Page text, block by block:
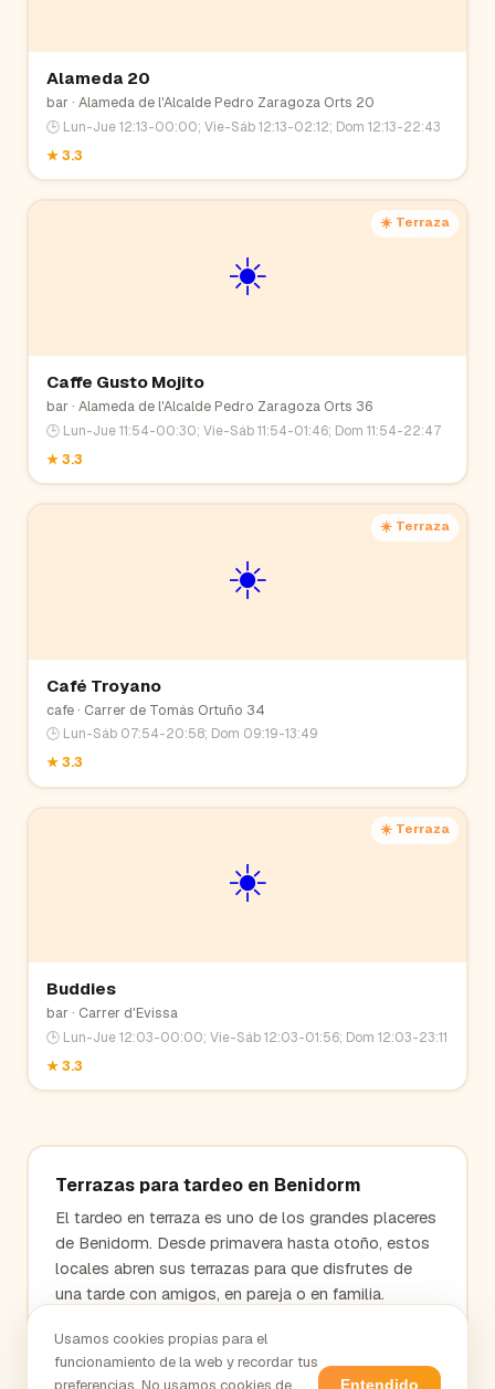
Alameda 20
bar· Alameda de l'Alcalde Pedro Zaragoza Orts 20
🕒 Lun-Jue 12:13-00:00; Vie-Sáb 12:13-02:12; Dom 12:13-22:43
★3.3
☀️
☀️ Terraza
Caffe Gusto Mojito
bar· Alameda de l'Alcalde Pedro Zaragoza Orts 36
🕒 Lun-Jue 11:54-00:30; Vie-Sáb 11:54-01:46; Dom 11:54-22:47
★3.3
☀️
☀️ Terraza
Café Troyano
cafe· Carrer de Tomás Ortuño 34
🕒 Lun-Sáb 07:54-20:58; Dom 09:19-13:49
★3.3
☀️
☀️ Terraza
Buddies
bar· Carrer d'Evissa
🕒 Lun-Jue 12:03-00:00; Vie-Sáb 12:03-01:56; Dom 12:03-23:11
★3.3
Terrazas para tardeo en Benidorm
El tardeo en terraza es uno de los grandes placeres
de Benidorm. Desde primavera hasta otoño, estos
locales abren sus terrazas para que disfrutes de
una tarde con amigos, en pareja o en familia.
único del tardeo enBenidorm
→ Todos los locales enBenidorm
Usamos cookies propias para el
funcionamiento de la web y recordar tus
preferencias. No usamos cookies de
Entendido